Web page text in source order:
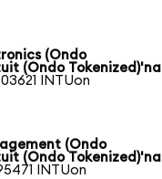
(Ondo
(Ondo Tokenized)'na
INTUon
(Ondo
(Ondo Tokenized)'na
INTUon